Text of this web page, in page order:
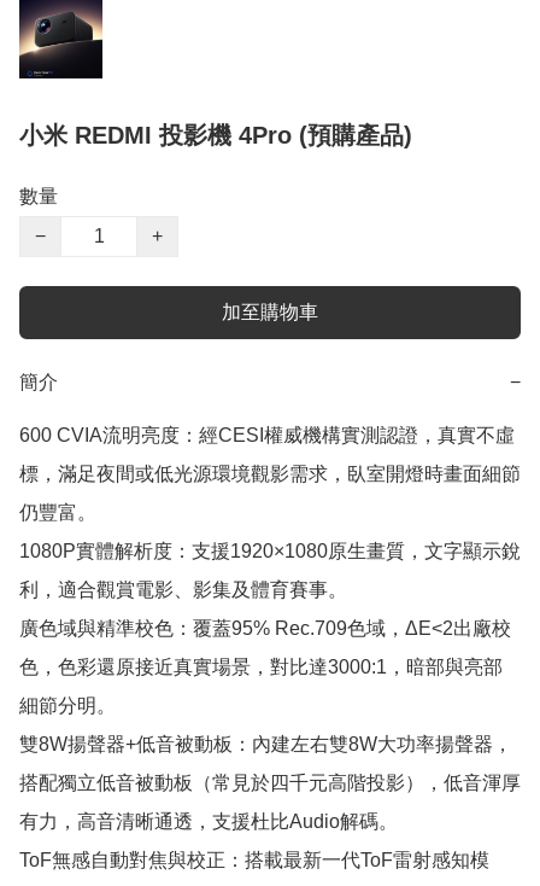
小米 REDMI 投影機 4Pro (預購產品)
數量
−
+
加至購物車
簡介 −
600 CVIA流明亮度：經CESI權威機構實測認證，真實不虛
標，滿足夜間或低光源環境觀影需求，臥室開燈時畫面細節
仍豐富。
1080P實體解析度：支援1920×1080原生畫質，文字顯示銳
利，適合觀賞電影、影集及體育賽事。
廣色域與精準校色：覆蓋95% Rec.709色域，ΔE<2出廠校
色，色彩還原接近真實場景，對比達3000:1，暗部與亮部
細節分明。
雙8W揚聲器+低音被動板：內建左右雙8W大功率揚聲器，
搭配獨立低音被動板（常見於四千元高階投影），低音渾厚
有力，高音清晰通透，支援杜比Audio解碼。
ToF無感自動對焦與校正：搭載最新一代ToF雷射感知模